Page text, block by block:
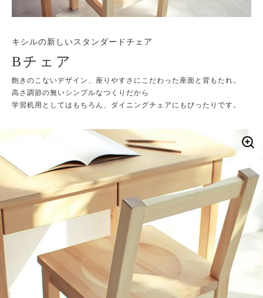
キシルの新しいスタンダードチェア
Bチェア
飽きのこないデザイン、座りやすさにこだわった座面と背もたれ。
高さ調節の無いシンプルなつくりだから
学習机用としてはもちろん、ダイニングチェアにもぴったりです。